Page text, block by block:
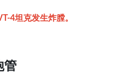
4坦克发生炸膛。
管